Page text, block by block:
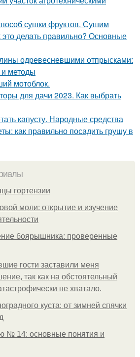
сушки фруктов. Сушим
делать правильно? Основные
одревесневшими отпрысками:
методы
мотоблок.
для дачи 2023. Как выбрать
капусту. Народные средства
как правильно посадить грушу в
гортензии
моли: открытие и изучение
боярышника: проверенные
гости заставили меня
так как на обстоятельный
не хватало.
куста: от зимней спячки
№ 14: основные понятия и